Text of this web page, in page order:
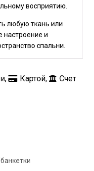
восприятию.
любую ткань или
настроение и
спальни.
Картой, Счет